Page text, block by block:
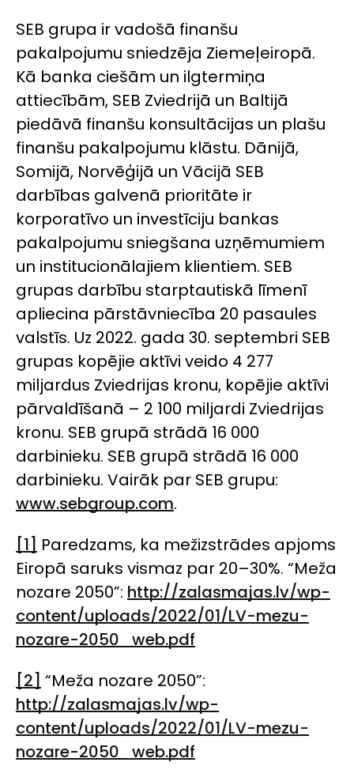
SEB grupa ir vadošā finanšu
pakalpojumu sniedzēja Ziemeļeiropā.
Kā banka ciešām un ilgtermiņa
attiecībām, SEB Zviedrijā un Baltijā
piedāvā finanšu konsultācijas un plašu
finanšu pakalpojumu klāstu. Dānijā,
Somijā, Norvēģijā un Vācijā SEB
darbības galvenā prioritāte ir
korporatīvo un investīciju bankas
pakalpojumu sniegšana uzņēmumiem
un institucionālajiem klientiem. SEB
grupas darbību starptautiskā līmenī
apliecina pārstāvniecība 20 pasaules
valstīs. Uz 2022. gada 30. septembri SEB
grupas kopējie aktīvi veido 4 277
miljardus Zviedrijas kronu, kopējie aktīvi
pārvaldīšanā – 2 100 miljardi Zviedrijas
kronu. SEB grupā strādā 16 000
darbinieku. SEB grupā strādā 16 000
darbinieku. Vairāk par SEB grupu:
www.sebgroup.com.
[1] Paredzams, ka mežizstrādes apjoms
Eiropā saruks vismaz par 20–30%. “Meža
nozare 2050”: http://zalasmajas.lv/wp-
content/uploads/2022/01/LV-mezu-
nozare-2050_web.pdf
[2] “Meža nozare 2050”:
http://zalasmajas.lv/wp-
content/uploads/2022/01/LV-mezu-
nozare-2050_web.pdf